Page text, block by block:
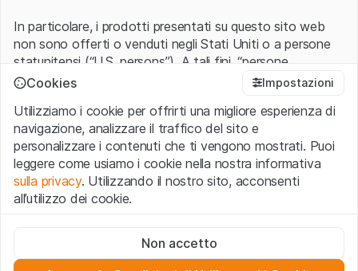
In particolare, i prodotti presentati su questo sito web
non sono offerti o venduti negli Stati Uniti o a persone
statunitensi (“U.S. persons”). A tali fini, “persone
statunitensi” vanno intese nel significato ad esse ascritto
1933 che include le persone residenti negli Stati Uniti
d’America, le società per azioni e le altre forme societarie
americane.
Condizioni di utilizzo e informazioni legali
Con l’accesso al sito web (di seguito, il “Sito”) si dichiara
avvertenze importanti e le condizioni di utilizzo ivi rese
Cookies Impostazioni
Utilizziamo i cookie per offrirti una migliore esperienza di
navigazione, analizzare il traffico del sito e
personalizzare i contenuti che ti vengono mostrati. Puoi
leggere come usiamo i cookie nella nostra informativa
sulla privacy. Utilizzando il nostro sito, acconsenti
all’utilizzo dei cookie.
Questi cookie sono necessari per il funzionamento del sito
web e non possono essere disattivati.
Non accetto